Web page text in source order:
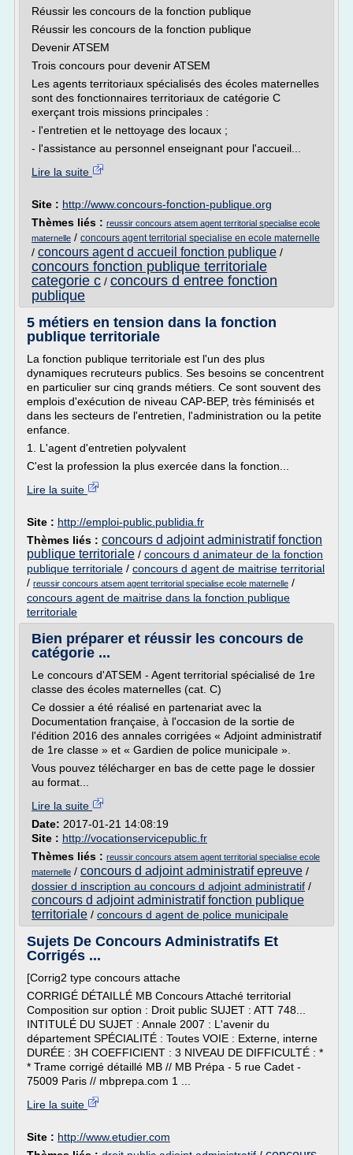
Réussir les concours de la fonction publique
Réussir les concours de la fonction publique
Devenir ATSEM
Trois concours pour devenir ATSEM
Les agents territoriaux spécialisés des écoles maternelles
sont des fonctionnaires territoriaux de catégorie C
exerçant trois missions principales :
- l'entretien et le nettoyage des locaux ;
- l'assistance au personnel enseignant pour l'accueil...
Lire la suite
Site : http://www.concours-fonction-publique.org
Thèmes liés : reussir concours atsem agent territorial specialise ecole
maternelle / concours agent territorial specialise en ecole maternelle
/ concours agent d accueil fonction publique /
concours fonction publique territoriale
categorie c / concours d entree fonction
publique
5 métiers en tension dans la fonction
publique territoriale
La fonction publique territoriale est l'un des plus
dynamiques recruteurs publics. Ses besoins se concentrent
en particulier sur cinq grands métiers. Ce sont souvent des
emplois d'exécution de niveau CAP-BEP, très féminisés et
dans les secteurs de l'entretien, l'administration ou la petite
enfance.
1. L'agent d'entretien polyvalent
C'est la profession la plus exercée dans la fonction...
Lire la suite
Site : http://emploi-public.publidia.fr
Thèmes liés : concours d adjoint administratif fonction
publique territoriale / concours d animateur de la fonction
publique territoriale / concours d agent de maitrise territorial
/ reussir concours atsem agent territorial specialise ecole maternelle /
concours agent de maitrise dans la fonction publique
territoriale
Bien préparer et réussir les concours de
catégorie ...
Le concours d'ATSEM - Agent territorial spécialisé de 1re
classe des écoles maternelles (cat. C)
Ce dossier a été réalisé en partenariat avec la
Documentation française, à l'occasion de la sortie de
l'édition 2016 des annales corrigées « Adjoint administratif
de 1re classe » et « Gardien de police municipale ».
Vous pouvez télécharger en bas de cette page le dossier
au format...
Lire la suite
Date: 2017-01-21 14:08:19
Site : http://vocationservicepublic.fr
Thèmes liés : reussir concours atsem agent territorial specialise ecole
maternelle / concours d adjoint administratif epreuve /
dossier d inscription au concours d adjoint administratif /
concours d adjoint administratif fonction publique
territoriale / concours d agent de police municipale
Sujets De Concours Administratifs Et
Corrigés ...
[Corrig2 type concours attache
CORRIGÉ DÉTAILLÉ MB Concours Attaché territorial
Composition sur option : Droit public SUJET : ATT 748...
INTITULÉ DU SUJET : Annale 2007 : L'avenir du
département SPÉCIALITÉ : Toutes VOIE : Externe, interne
DURÉE : 3H COEFFICIENT : 3 NIVEAU DE DIFFICULTÉ : *
* Trame corrigé détaillé MB // MB Prépa - 5 rue Cadet -
75009 Paris // mbprepa.com 1 ...
Lire la suite
Site : http://www.etudier.com